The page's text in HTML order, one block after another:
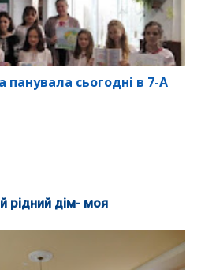
сьогодні в 7-А
рідний дім- моя